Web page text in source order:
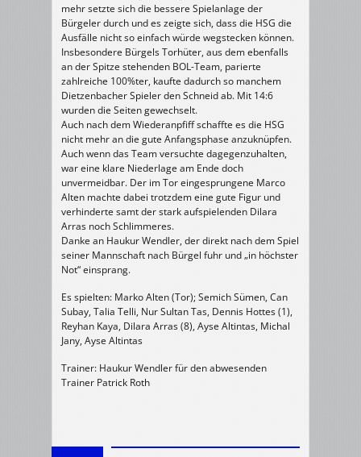
mehr setzte sich die bessere Spielanlage der
Bürgeler durch und es zeigte sich, dass die HSG die
Ausfälle nicht so einfach würde wegstecken können.
Insbesondere Bürgels Torhüter, aus dem ebenfalls
an der Spitze stehenden BOL-Team, parierte
zahlreiche 100%ter, kaufte dadurch so manchem
Dietzenbacher Spieler den Schneid ab. Mit 14:6
wurden die Seiten gewechselt.
Auch nach dem Wiederanpfiff schaffte es die HSG
nicht mehr an die gute Anfangsphase anzuknüpfen.
Auch wenn das Team versuchte dagegenzuhalten,
war eine klare Niederlage am Ende doch
unvermeidbar. Der im Tor eingesprungene Marco
Alten machte dabei trotzdem eine gute Figur und
verhinderte samt der stark aufspielenden Dilara
Arras noch Schlimmeres.
Danke an Haukur Wendler, der direkt nach dem Spiel
seiner Mannschaft nach Bürgel fuhr und „in höchster
Not“ einsprang.
Es spielten: Marko Alten (Tor); Semich Sümen, Can
Subay, Talia Telli, Nur Sultan Tas, Dennis Hottes (1),
Reyhan Kaya, Dilara Arras (8), Ayse Altintas, Michal
Jany, Ayse Altintas
Trainer: Haukur Wendler für den abwesenden
Trainer Patrick Roth